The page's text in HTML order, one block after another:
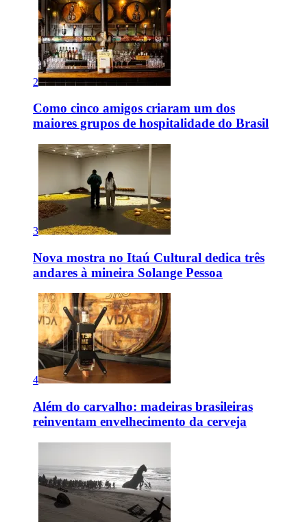
2
Como cinco amigos criaram um dos
maiores grupos de hospitalidade do Brasil
3
Nova mostra no Itaú Cultural dedica três
andares à mineira Solange Pessoa
4
Além do carvalho: madeiras brasileiras
reinventam envelhecimento da cerveja